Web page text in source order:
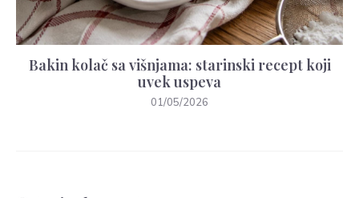
Bakin kolač sa višnjama: starinski recept koji
uvek uspeva
01/05/2026